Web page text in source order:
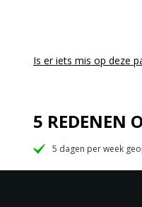
Is er iets mis op deze
5 REDENEN
5 dagen per week